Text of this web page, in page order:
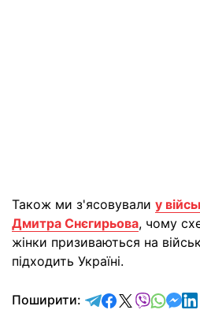
Також ми з'ясовували у
Дмитра Снєгирьова, чому
жінки призиваються на
підходить Україні.
Поширити: відправити у
поділитись у